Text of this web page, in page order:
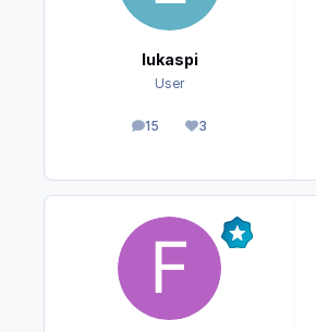
lukaspi
User
15
Beiträge3
Reputation